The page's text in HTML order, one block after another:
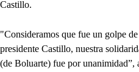
Castillo.
"Consideramos que fue un golpe
presidente Castillo, nuestra
(de Boluarte) fue por unanimidad”,